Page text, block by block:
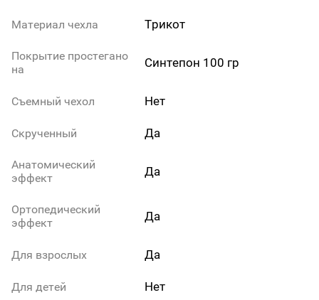
Материал чехла Трикот
Покрытие простегано
на
Синтепон 100 гр
Съемный чехол Нет
Скрученный Да
Анатомический
эффект
Да
Ортопедический
эффект
Да
Для взрослых Да
Для детей Нет